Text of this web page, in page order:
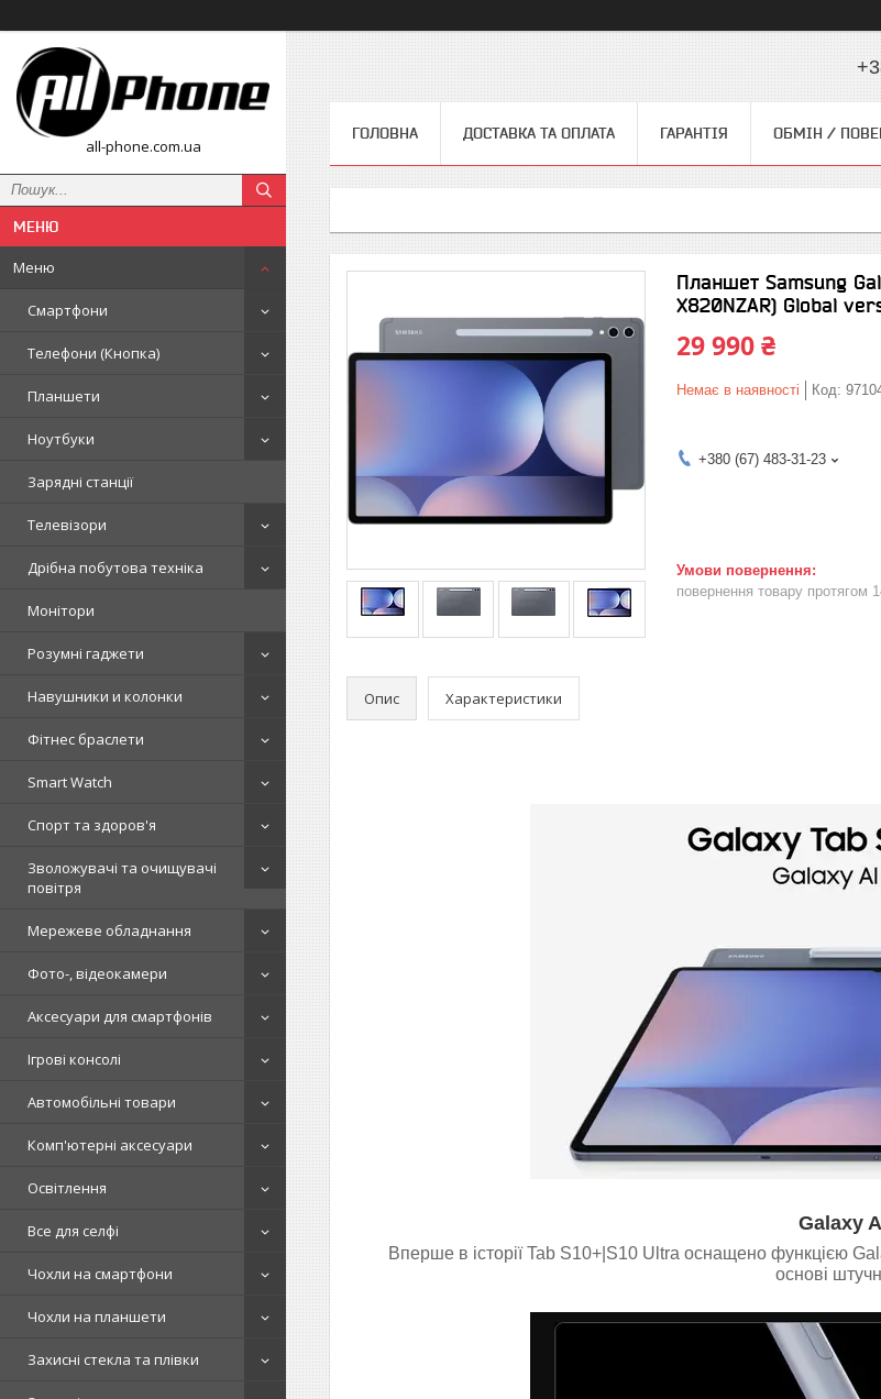
all-phone.com.ua
Меню
Смартфони
Телефони (Кнопка)
Планшети
Ноутбуки
Зарядні станції
Телевізори
Дрібна побутова техніка
Монітори
Розумні гаджети
Навушники и колонки
Фітнес браслети
Smart Watch
Спорт та здоров'я
Зволожувачі та очищувачі
повітря
Мережеве обладнання
Фото-, відеокамери
Аксесуари для смартфонів
Ігрові консолі
Автомобільні товари
Комп'ютерні аксесуари
Освітлення
Все для селфі
Чохли на смартфони
Чохли на планшети
Захисні стекла та плівки
ГОЛОВНА ДОСТАВКА ТА ОПЛАТА ГАРАНТІЯ ОБМІН /
Планшет Samsung
X820NZAR) Global
29 990 ₴
Немає в наявності Код:
+380 (67) 483-31-23
повернення товару протягом
Опис Характеристики
Galaxy
Вперше в історії Tab S10+|S10 Ultra оснащено функцією
основі